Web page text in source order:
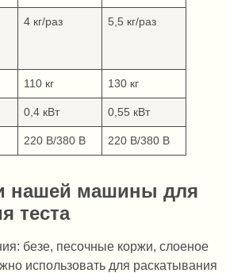
4 кг/раз 5,5 кг/раз
110 кг 130 кг
0,4 кВт 0,55 кВт
220 В/380 В 220 В/380 В
нашей машины для
теста
безе, песочные коржи, слоеное
использовать для раскатывания